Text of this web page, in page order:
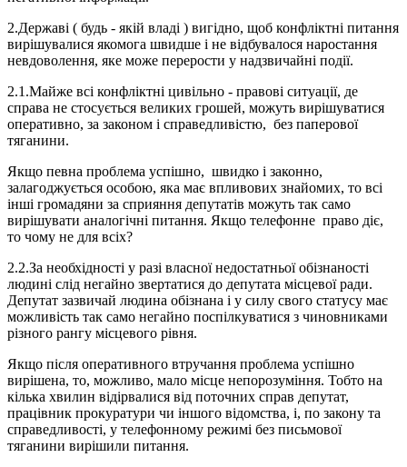
2.Державі ( будь - якій владі ) вигідно, щоб конфліктні питання
вирішувалися якомога швидше і не відбувалося наростання
невдоволення, яке може перерости у надзвичайні події.
2.1.Майже всі конфліктні цивільно - правові ситуації, де
справа не стосується великих грошей, можуть вирішуватися
оперативно, за законом і справедливістю, без паперової
тяганини.
Якщо певна проблема успішно, швидко і законно,
залагоджується особою, яка має впливових знайомих, то всі
інші громадяни за сприяння депутатів можуть так само
вирішувати аналогічні питання. Якщо телефонне право діє,
то чому не для всіх?
2.2.За необхідності у разі власної недостатньої обізнаності
людині слід негайно звертатися до депутата місцевої ради.
Депутат зазвичай людина обізнана і у силу свого статусу має
можливість так само негайно поспілкуватися з чиновниками
різного рангу місцевого рівня.
Якщо після оперативного втручання проблема успішно
вирішена, то, можливо, мало місце непорозуміння. Тобто на
кілька хвилин відірвалися від поточних справ депутат,
працівник прокуратури чи іншого відомства, і, по закону та
справедливості, у телефонному режимі без письмової
тяганини вирішили питання.